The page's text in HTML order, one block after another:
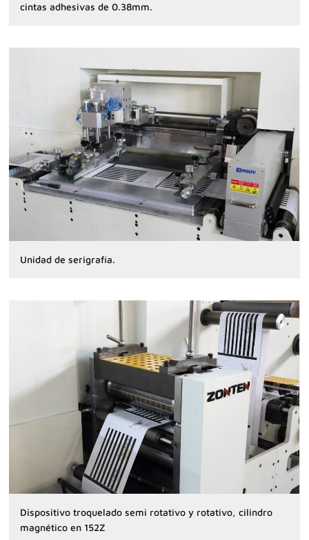
cintas adhesivas de 0.38mm.
Unidad de serigrafía.
Dispositivo troquelado semi rotativo y rotativo, cilindro
magnético en 152Z